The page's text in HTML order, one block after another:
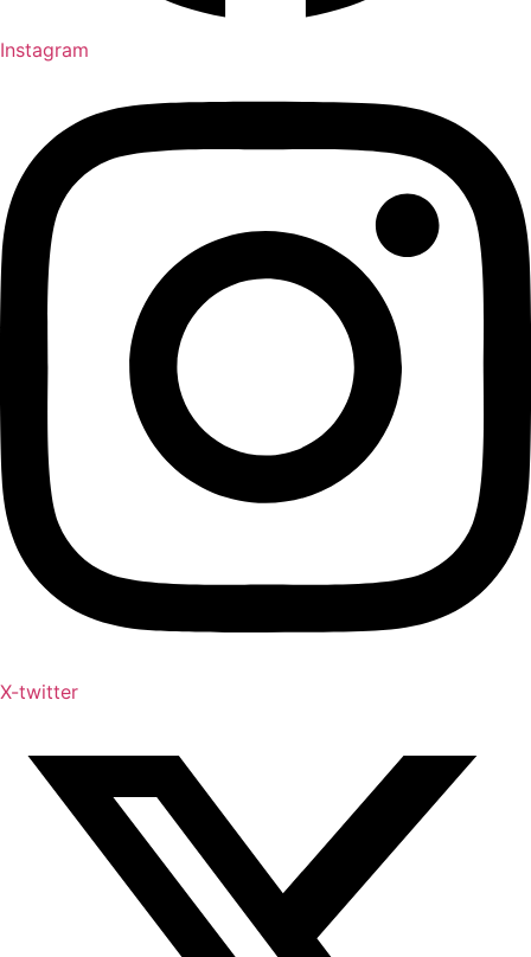
Instagram
X-twitter